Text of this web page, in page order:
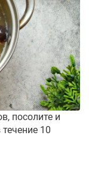
посолите и
10